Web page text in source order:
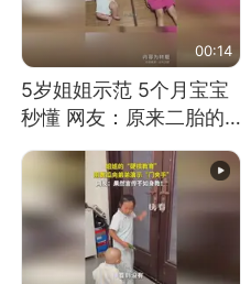
00:14
5岁姐姐示范 5个月宝宝
秒懂 网友：原来二胎的